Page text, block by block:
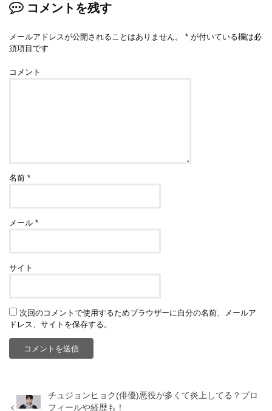
コメントを残す
メールアドレスが公開されることはありません。 * が付いている欄は必
須項目です
コメント
名前*
メール*
サイト
次回のコメントで使用するためブラウザーに自分の名前、メールア
ドレス、サイトを保存する。
チュジョンヒョク(俳優)悪役が多くて炎上してる？プロ
フィールや経歴も！